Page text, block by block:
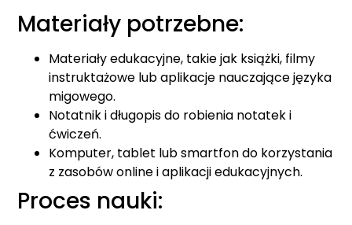
Materiały potrzebne:
Materiały edukacyjne, takie jak książki, filmy
instruktażowe lub aplikacje nauczające języka
migowego.
Notatnik i długopis do robienia notatek i
ćwiczeń.
Komputer, tablet lub smartfon do korzystania
z zasobów online i aplikacji edukacyjnych.
Proces nauki: